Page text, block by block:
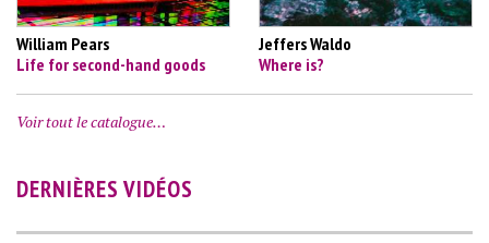
William Pears
Life for second-hand goods
Jeffers Waldo
Where is?
Voir tout le catalogue…
DERNIÈRES VIDÉOS